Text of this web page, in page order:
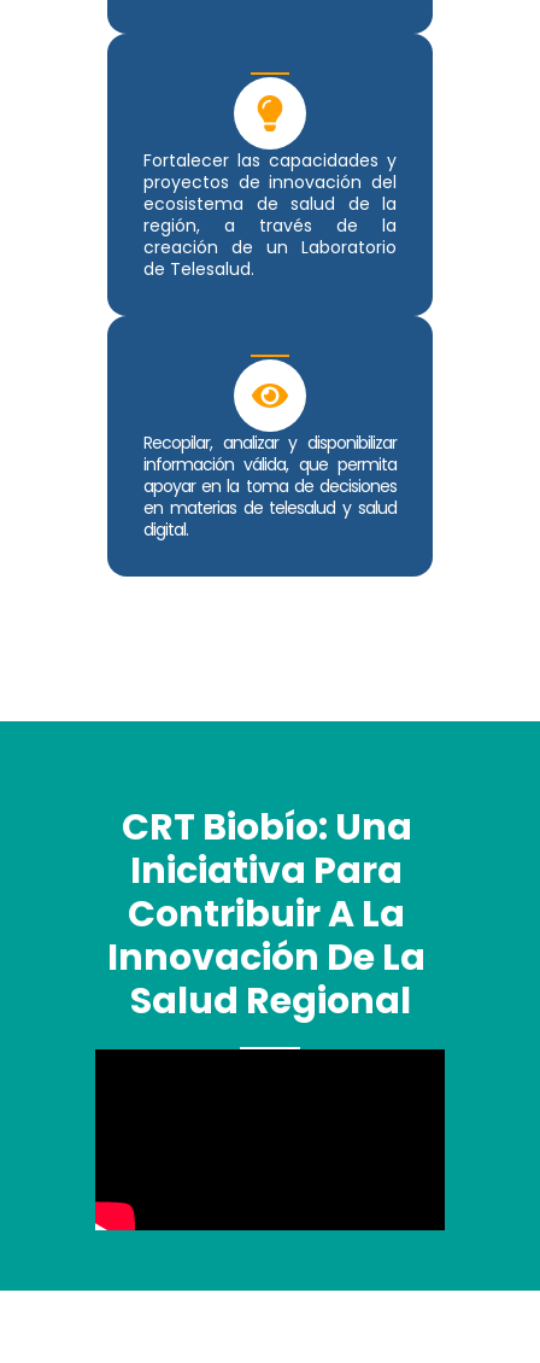
Fortalecer las capacidades y
proyectos de innovación del
ecosistema de salud de la
región, a través de la
creación de un Laboratorio
de Telesalud.
Recopilar, analizar y disponibilizar
información válida, que permita
apoyar en la toma de decisiones
en materias de telesalud y salud
digital.
CRT Biobío: Una
Iniciativa Para
Contribuir A La
Innovación De La
Salud Regional